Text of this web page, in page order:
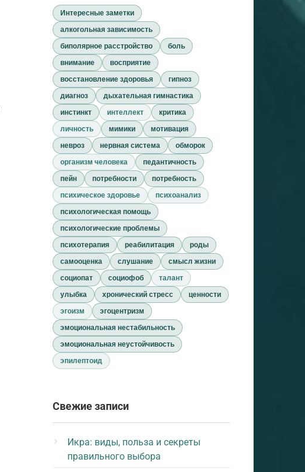
Интересные заметки
алкогольная зависимость
биполярное расстройство
боль
внимание
восприятие
восстановление здоровья
гипноз
диагноз
дыхательная гимнастика
инстинкт
интеллект
критика
личность
мимики
мотивация
невроз
нервная система
обморок
организм человека
педантичность
пейн
потребности
потребность
психическое здоровье
психоанализ
психологическая помощь
психологические проблемы
психотерапия
реабилитация
роды
самооценка
слушание
смысл жизни
социопат
социофоб
талант
улыбка
хронический стресс
ценности
эгоизм
эгоцентризм
эмоциональная нестабильность
эмоциональная неустойчивость
эпилептоид
Свежие записи
Икра: виды, польза и секреты
правильного выбора